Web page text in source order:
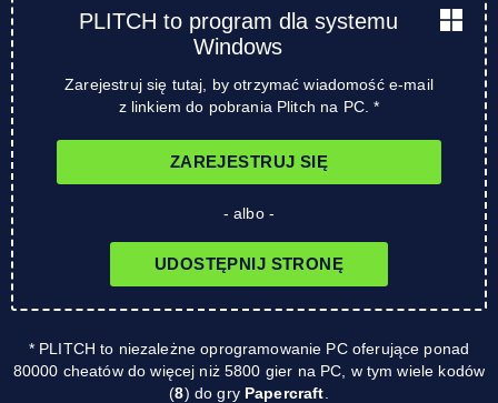
PLITCH to program dla systemu
Windows
Zarejestruj się tutaj, by otrzymać wiadomość e-mail
z linkiem do pobrania Plitch na PC. *
ZAREJESTRUJ SIĘ
- albo -
UDOSTĘPNIJ STRONĘ
* PLITCH to niezależne oprogramowanie PC oferujące ponad
80000 cheatów do więcej niż 5800 gier na PC, w tym wiele kodów
(8) do gry Papercraft